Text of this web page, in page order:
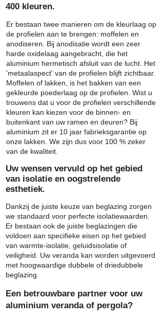
400 kleuren.
Er bestaan twee manieren om de kleurlaag op
de profielen aan te brengen: moffelen en
anodiseren. Bij anodisatie wordt een zeer
harde oxidelaag aangebracht, die het
aluminium hermetisch afsluit van de lucht. Het
'metaalaspect' van de profielen blijft zichtbaar.
Moffelen of lakken, is het bakken van een
gekleurde poederlaag op de profielen. Wist u
trouwens dat u voor de profielen verschillende
kleuren kan kiezen voor de binnen- en
buitenkant van uw ramen en deuren? Bij
aluminium zit er 10 jaar fabrieksgarantie op
onze lakken. We zijn dus voor 100 % zeker
van de kwaliteit.
Uw wensen vervuld op het gebied
van isolatie en oogstrelende
esthetiek.
Dankzij de juiste keuze van beglazing zorgen
we standaard voor perfecte isolatiewaarden.
Er bestaan ook de juiste beglazingen die
voldoen aan specifieke eisen op het gebied
van warmte-isolatie, geluidsisolatie of
veiligheid. Uw veranda kan worden uitgevoerd
met hoogwaardige dubbele of driedubbele
beglazing.
Een betrouwbare partner voor uw
aluminium veranda of pergola?